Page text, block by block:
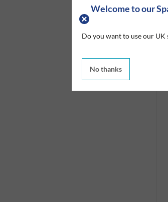
Welcome to our
Do you want to use our UK
No thanks